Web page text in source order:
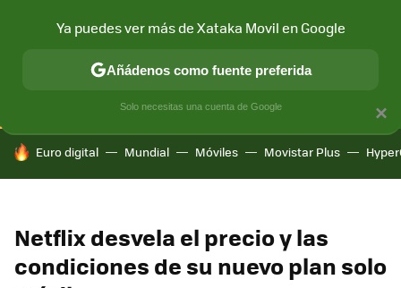
CONECTIVIDAD MÓVIL Y SOCIEDAD APLICACIONES
HOY SE HABLA DE
Euro digital Mundial Móviles Movistar Plus
Netflix desvela el precio y las
condiciones de su nuevo plan solo
×
Ya puedes ver más de Xataka Movil en Google
Añádenos como fuente preferida
Solo necesitas una cuenta de Google